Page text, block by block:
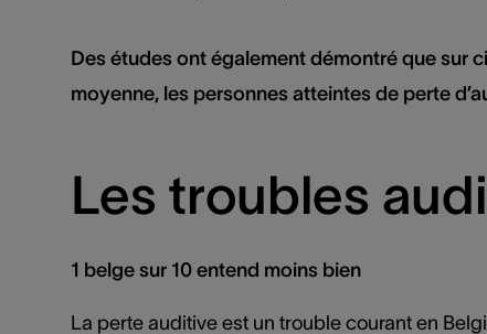
Des études ont également démontré que sur
moyenne, les personnes atteintes de perte
Les troubles
1 belge sur 10 entend moins bien
La perte auditive est un trouble courant en